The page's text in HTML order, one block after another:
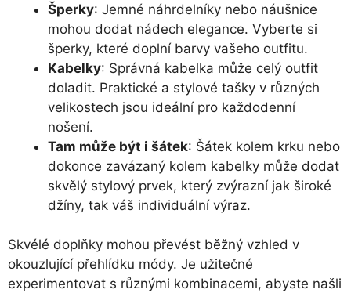
Šperky: Jemné náhrdelníky nebo náušnice
mohou dodat nádech elegance. Vyberte si
šperky, které doplní barvy vašeho outfitu.
Kabelky: Správná kabelka může celý outfit
doladit. Praktické a stylové tašky v různých
velikostech jsou ideální pro každodenní
nošení.
Tam může být i šátek: Šátek kolem krku nebo
dokonce zavázaný kolem kabelky může dodat
skvělý stylový prvek, který zvýrazní jak široké
džíny, tak váš individuální výraz.
Skvélé doplňky mohou převést běžný vzhled v
okouzlující přehlídku módy. Je užitečné
experimentovat s různými kombinacemi, abyste našli